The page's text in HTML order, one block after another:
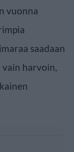
vuonna
saadaan
vain harvoin,